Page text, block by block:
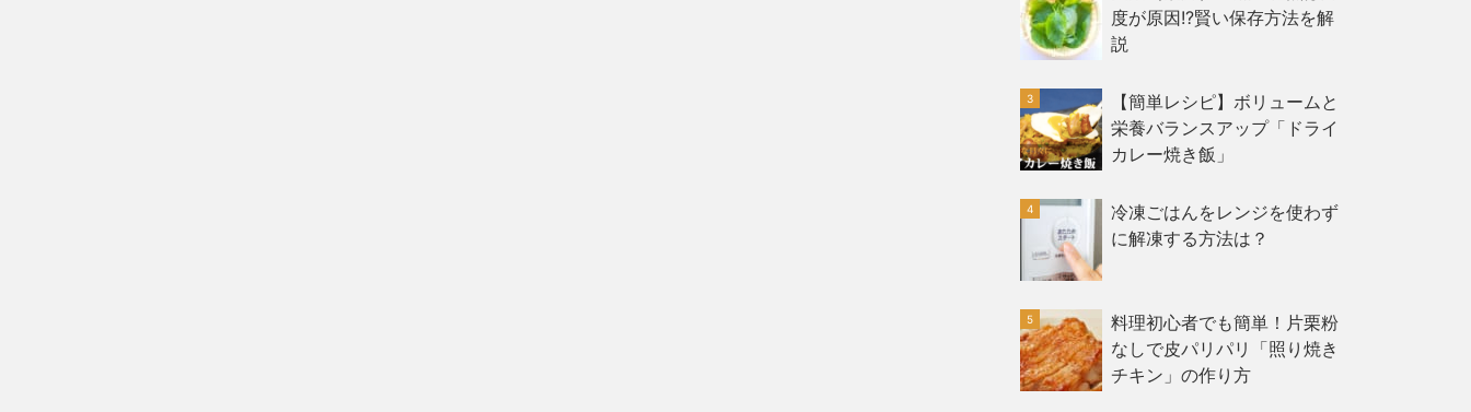
度が原因!?賢い保存方法を解
説
【簡単レシピ】ボリュームと
栄養バランスアップ「ドライ
カレー焼き飯」
冷凍ごはんをレンジを使わず
に解凍する方法は？
料理初心者でも簡単！片栗粉
なしで皮パリパリ「照り焼き
チキン」の作り方